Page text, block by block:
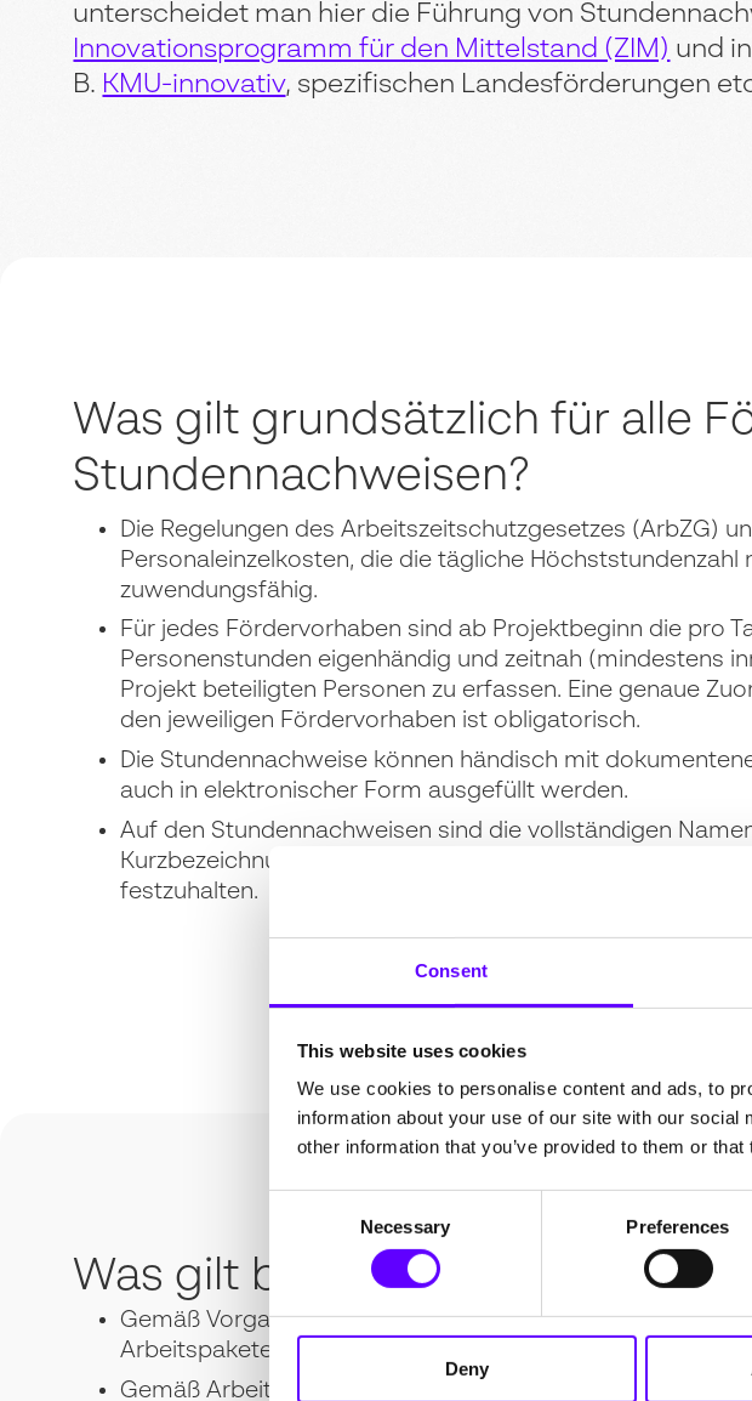
Consent
This website uses cookies
We use cookies to personalise content and ads, to
information about your use of our site with our
other information that you’ve provided to them or
Necessary Preferences
Deny
unterscheidet man hier die Führung von
Innovationsprogramm für den Mittelstand (ZIM) und
B. KMU-innovativ, spezifischen Landesförderungen
Was gilt grundsätzlich für alle
Stundennachweisen?
Die Regelungen des Arbeitszeitschutzgesetzes (ArbZG)
Personaleinzelkosten, die die tägliche
zuwendungsfähig.
Für jedes Fördervorhaben sind ab Projektbeginn die pro
Personenstunden eigenhändig und zeitnah (mindestens
Projekt beteiligten Personen zu erfassen. Eine genaue
den jeweiligen Fördervorhaben ist obligatorisch.
Die Stundennachweise können händisch mit
auch in elektronischer Form ausgefüllt werden.
Auf den Stundennachweisen sind die vollständigen
Kurzbezeichnung des FuE-Projektes, das
festzuhalten.
Was gilt bei
Gemäß Vorgabe des Projektträgers sind die
Arbeitspaketen von den Mitarbeitenden zu führen.
Gemäß Arbeitszeitschutzgesetz ist eine monatliche